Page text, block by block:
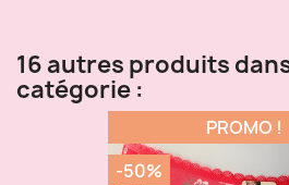
16 autres produits
catégorie :
PROMO !
-50%